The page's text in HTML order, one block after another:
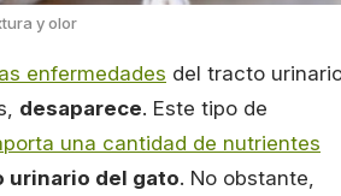
y olor
enfermedades del tracto
desaparece. Este tipo de
una cantidad de nutrientes
urinario del gato. No obstante,